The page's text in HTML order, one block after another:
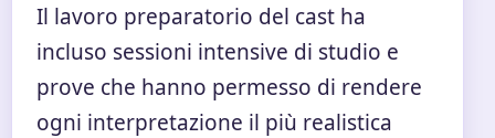
Il lavoro preparatorio del cast ha
incluso sessioni intensive di studio e
prove che hanno permesso di rendere
ogni interpretazione il più realistica